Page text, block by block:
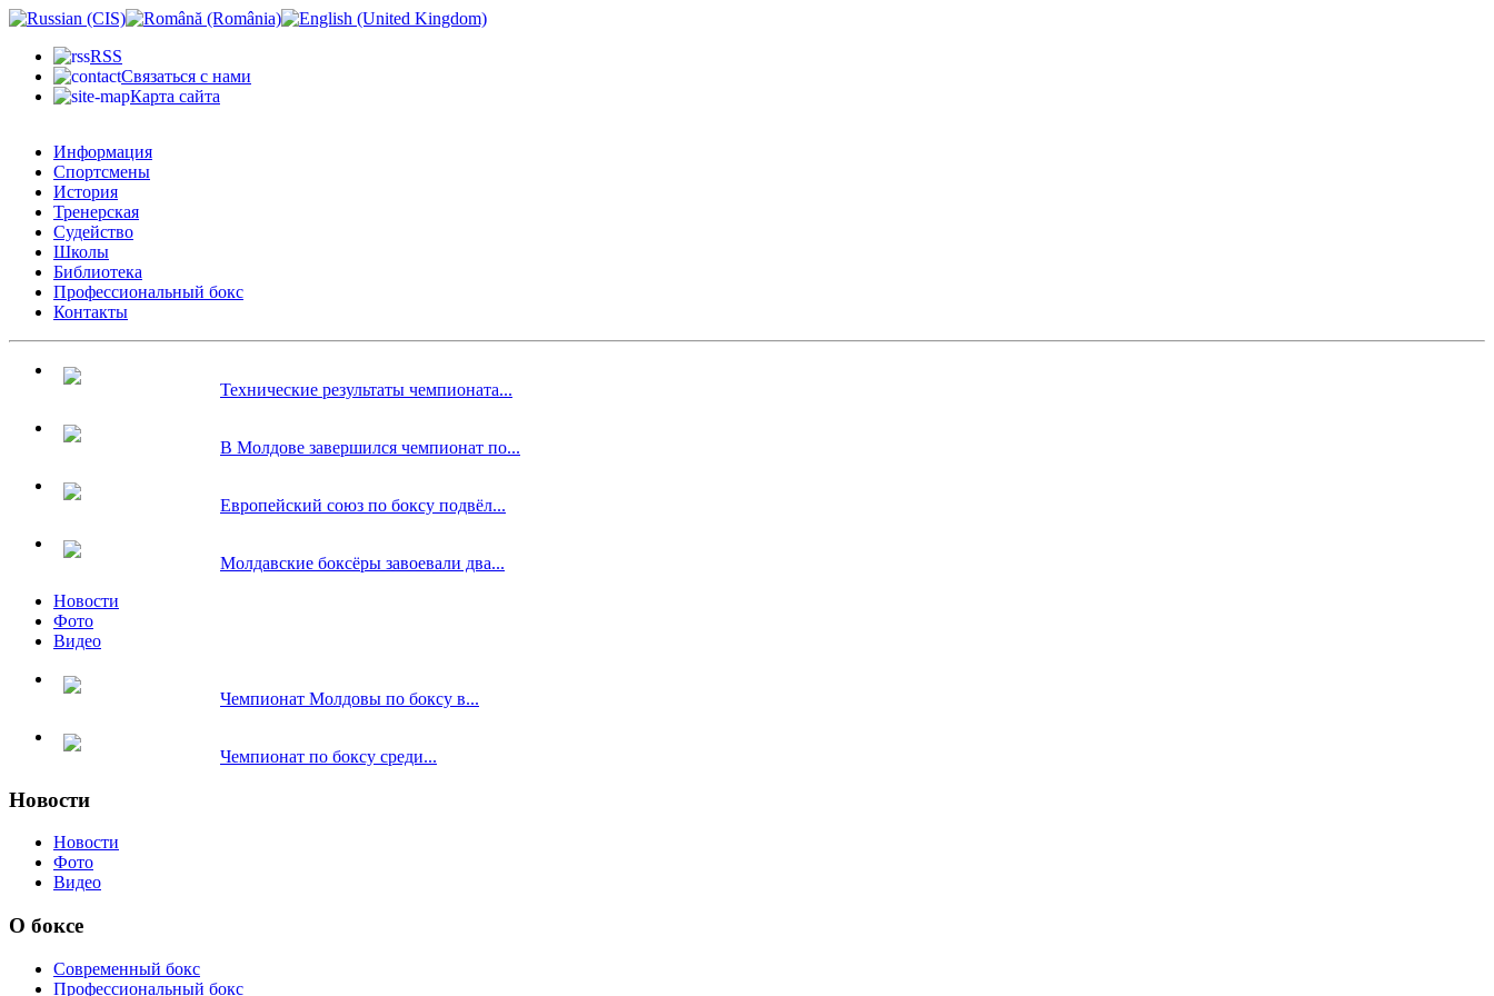
RSS
Связаться с нами
Карта сайта
Информация
Спортсмены
История
Тренерская
Судейство
Школы
Библиотека
Профессиональный бокс
Контакты
Технические результаты чемпионата...
В Молдове завершился чемпионат по...
Европейский союз по боксу подвёл...
Молдавские боксёры завоевали два...
Новости
Фото
Видео
Чемпионат Молдовы по боксу в...
Чемпионат по боксу среди...
Новости
Новости
Фото
Видео
О боксе
Современный бокс
Профессиональный бокс